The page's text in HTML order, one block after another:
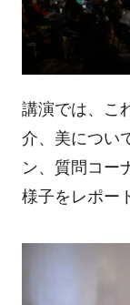
講演では、こ
介、美につい
ン、質問コー
様子をレポー